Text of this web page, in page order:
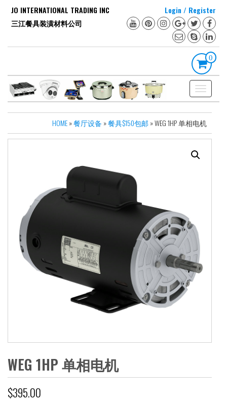
JO INTERNATIONAL TRADING INC
三江餐具装潢材料公司
Login / Register
0
Toggle
navigation
HOME»餐厅设备 »餐具$150包邮» WEG 1HP 单相电机
WEG 1HP 单相电机
$395.00